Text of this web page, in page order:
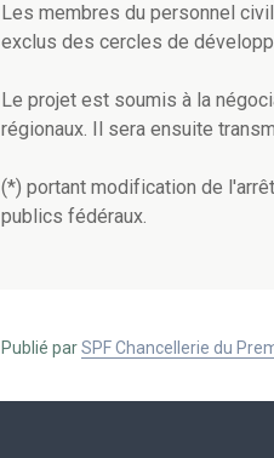
Les membres du personnel
exclus des cercles de
Le projet est soumis à la
régionaux. Il sera ensuite
(*) portant modification de
publics fédéraux.
Publié parSPF Chancellerie du